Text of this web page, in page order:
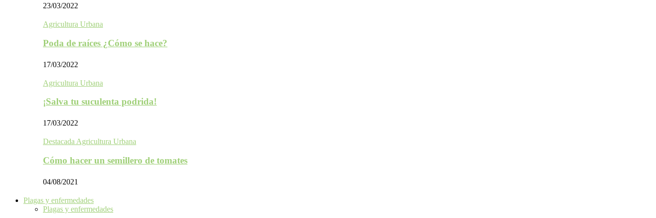
23/03/2022
Agricultura Urbana
Poda de raíces ¿Cómo se hace?
17/03/2022
Agricultura Urbana
¡Salva tu suculenta podrida!
17/03/2022
Destacada Agricultura Urbana
Cómo hacer un semillero de tomates
04/08/2021
Plagas y enfermedades
Plagas y enfermedades